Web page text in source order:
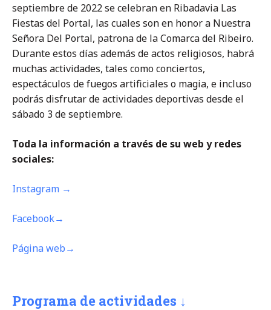
septiembre de 2022 se celebran en Ribadavia Las
Fiestas del Portal, las cuales son en honor a Nuestra
Señora Del Portal, patrona de la Comarca del Ribeiro.
Durante estos días además de actos religiosos, habrá
muchas actividades, tales como conciertos,
espectáculos de fuegos artificiales o magia, e incluso
podrás disfrutar de actividades deportivas desde el
sábado 3 de septiembre.
Toda la información a través de su web y redes
sociales:
Instagram →
Facebook→
Página web→
Programa de actividades ↓